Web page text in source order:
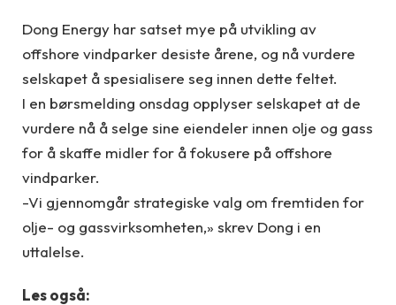
Dong Energy har satset mye på utvikling av
offshore vindparker desiste årene, og nå vurdere
selskapet å spesialisere seg innen dette feltet.
I en børsmelding onsdag opplyser selskapet at de
vurdere nå å selge sine eiendeler innen olje og gass
for å skaffe midler for å fokusere på offshore
vindparker.
-Vi gjennomgår strategiske valg om fremtiden for
olje- og gassvirksomheten,» skrev Dong i en
uttalelse.
Les også: